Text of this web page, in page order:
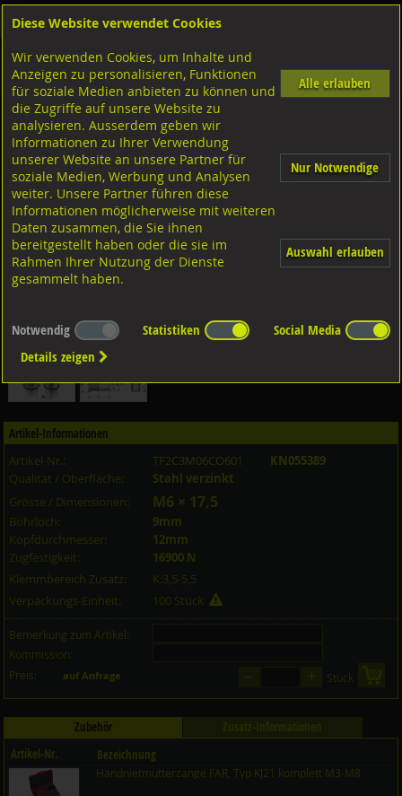
Shop Niettechnik-Blindnietmuttern
Blindnietmuttern FAR
Diverse Ausführungen Blindnietmuttern FARFlachkopf offen gerändelt FAR Stahl verzinkt
Blindnietmuttern Flachkopf FTT/L, BM-FL-OF-ST Stahl
verzinkt M6x17,5 K:3,5-5,5
Artikel-Informationen
Artikel-Nr.:
TF2C3M06CO601
KN055389
Qualität / Oberfläche:
Stahl verzinkt
Grösse / Dimensionen:
M6 × 17,5
Bohrloch:
9mm
Kopfdurchmesser:
12mm
Zugfestigkeit:
16900 N
Klemmbereich Zusatz:
K:3,5-5,5
Verpackungs-Einheit:
100 Stück
Bemerkung zum Artikel:
Kommission:
Preis:
auf Anfrage Stück
Zubehör
Artikel-Nr.
Bezeichnung
Preis CHF
Menge
Handnietmutterzange FAR, Typ KJ21 komplett M3-M8
Diese Website verwendet Cookies
Wir verwenden Cookies, um Inhalte und
Anzeigen zu personalisieren, Funktionen
für soziale Medien anbieten zu können und
die Zugriffe auf unsere Website zu
analysieren. Ausserdem geben wir
Informationen zu Ihrer Verwendung
unserer Website an unsere Partner für
soziale Medien, Werbung und Analysen
weiter. Unsere Partner führen diese
Informationen möglicherweise mit weiteren
Daten zusammen, die Sie ihnen
bereitgestellt haben oder die sie im
Rahmen Ihrer Nutzung der Dienste
gesammelt haben.
Alle erlauben
Nur Notwendige
Auswahl erlauben
Notwendig Statistiken
Social Media
Details zeigen